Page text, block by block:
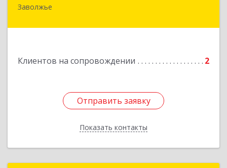
Заволжье
Клиентов на сопровождении 2
Отправить заявку
Показать контакты
Отправить заявку
Назад